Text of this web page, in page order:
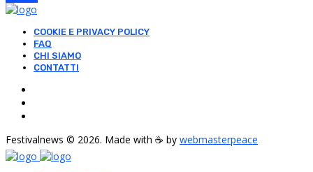
COOKIE E PRIVACY POLICY
FAQ
CHI SIAMO
CONTATTI
Festivalnews © 2026. Made with ☕ by webmasterpeace